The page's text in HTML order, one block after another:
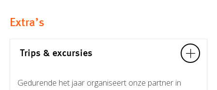
Extra’s
Trips & excursies
Gedurende het jaar organiseert onze partner in